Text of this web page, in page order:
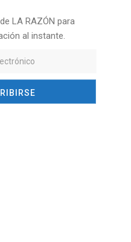
LA RAZÓN para
al instante.